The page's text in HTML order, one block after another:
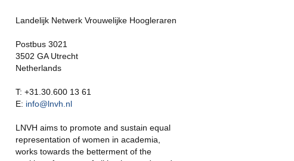
Landelijk Netwerk Vrouwelijke Hoogleraren
Postbus 3021
3502 GA Utrecht
Netherlands
T: +31.30.600 13 61
E: info@lnvh.nl
LNVH aims to promote and sustain equal
representation of women in academia,
works towards the betterment of the